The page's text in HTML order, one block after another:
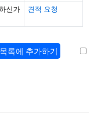
신가
견적 요청
록에 추가하기